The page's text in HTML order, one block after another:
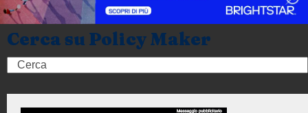
Cerca su Policy Maker
Search